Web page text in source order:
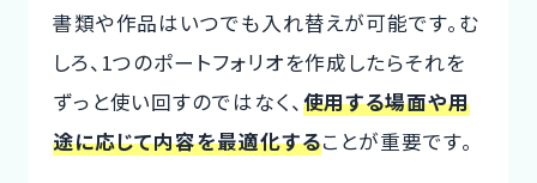
書類や作品はいつでも入れ替えが可能です。む
しろ、1つのポートフォリオを作成したらそれを
ずっと使い回すのではなく、使用する場面や用
途に応じて内容を最適化することが重要です。